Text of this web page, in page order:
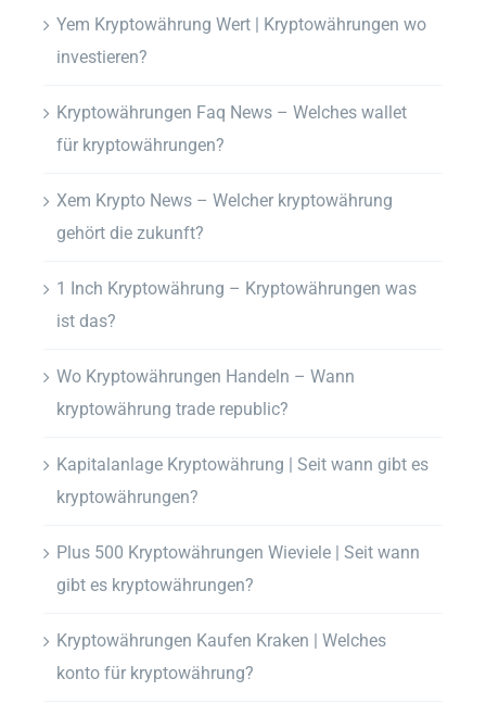
Yem Kryptowährung Wert | Kryptowährungen wo
investieren?
Kryptowährungen Faq News – Welches wallet
für kryptowährungen?
Xem Krypto News – Welcher kryptowährung
gehört die zukunft?
1 Inch Kryptowährung – Kryptowährungen was
ist das?
Wo Kryptowährungen Handeln – Wann
kryptowährung trade republic?
Kapitalanlage Kryptowährung | Seit wann gibt es
kryptowährungen?
Plus 500 Kryptowährungen Wieviele | Seit wann
gibt es kryptowährungen?
Kryptowährungen Kaufen Kraken | Welches
konto für kryptowährung?